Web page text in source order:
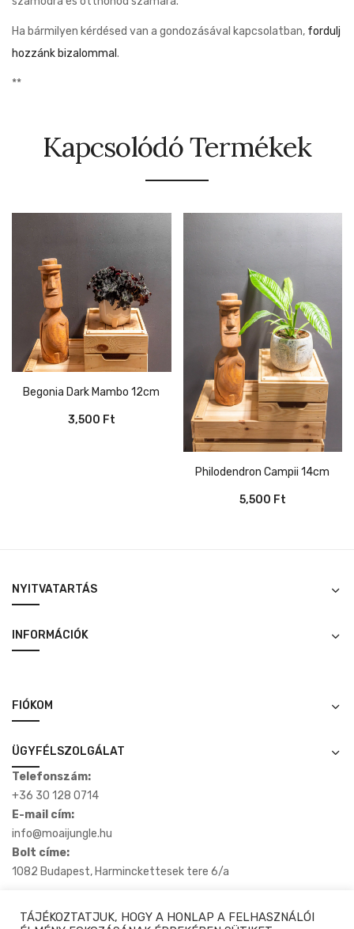
Ha bármilyen kérdésed van a gondozásával kapcsolatban, fordulj
hozzánk bizalommal .
**
Kapcsolódó Termékek
Begonia Dark Mambo 12cm
3,500 Ft
Philodendron Campii 14cm
5,500 Ft
NYITVATARTÁS
INFORMÁCIÓK
FIÓKOM
ÜGYFÉLSZOLGÁLAT
Telefonszám:
+36 30 128 0714
E-mail cím:
info@moaijungle.hu
Bolt címe:
1082 Budapest, Harminckettesek tere 6/a
TÁJÉKOZTATJUK, HOGY A HONLAP A FELHASZNÁLÓI